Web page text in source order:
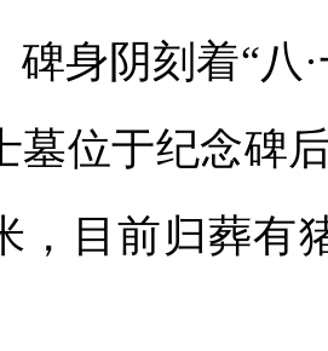
碑身阴刻着“八
墓位于纪念碑
，目前归葬有